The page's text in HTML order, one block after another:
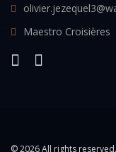
Maestro Croisières
© 2026 All rights reserved.